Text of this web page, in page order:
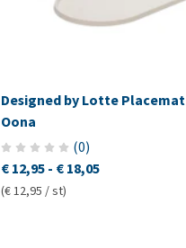
Designed by Lotte Placemat
Oona
(0)
€ 12,95- € 18,05
(€ 12,95 / st)